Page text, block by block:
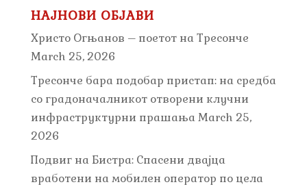
НАЈНОВИ ОБЈАВИ
Христо Огњанов – поетот на Тресонче
March 25, 2026
Тресонче бара подобар пристап: на средба
со градоначалникот отворени клучни
инфраструктурни прашања March 25,
2026
Подвиг на Бистра: Спасени двајца
вработени на мобилен оператор по цела